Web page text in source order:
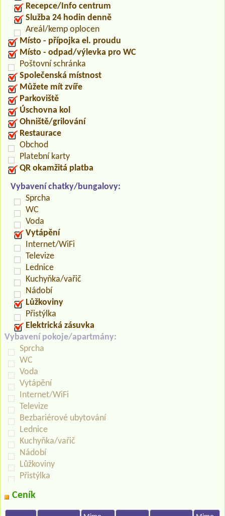
Recepce/Info centrum
Služba 24 hodin denně
Areál/kemp oplocen
Místo - přípojka el. proudu
Místo - odpad/výlevka pro WC
Poštovní schránka
Společenská místnost
Můžete mít zvíře
Parkoviště
Úschovna kol
Ohniště/grilování
Restaurace
Obchod
Platební karty
QR okamžitá platba
Vybavení chatky/bungalovy:
Sprcha
WC
Voda
Vytápění
Internet/WiFi
Televize
Lednice
Kuchyňka/vařič
Nádobí
Lůžkoviny
Přistýlka
Elektrická zásuvka
Vybavení pokoje/apartmány:
Sprcha
WC
Voda
Vytápění
Internet/WiFi
Televize
Bezbariérové ubytování
Lednice
Kuchyňka/vařič
Nádobí
Lůžkoviny
Přistýlka
Ceník